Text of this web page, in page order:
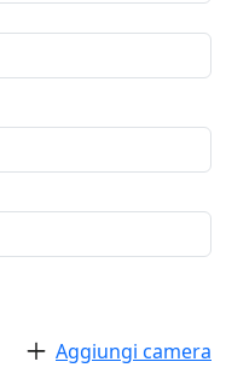
Aggiungi camera